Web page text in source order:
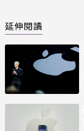
延伸閱讀